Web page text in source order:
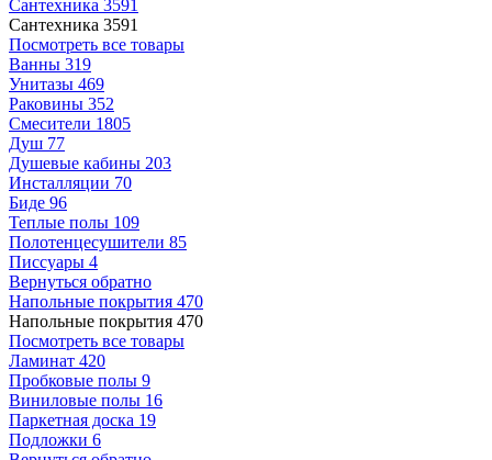
Сантехника 3591
Сантехника 3591
Посмотреть все товары
Ванны 319
Унитазы 469
Раковины 352
Смесители 1805
Душ 77
Душевые кабины 203
Инсталляции 70
Биде 96
Теплые полы 109
Полотенцесушители 85
Писсуары 4
Вернуться обратно
Напольные покрытия 470
Напольные покрытия 470
Посмотреть все товары
Ламинат 420
Пробковые полы 9
Виниловые полы 16
Паркетная доска 19
Подложки 6